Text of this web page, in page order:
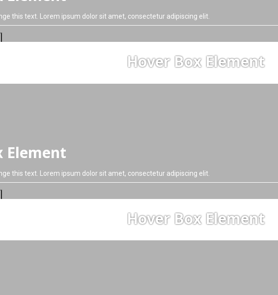
this text. Lorem ipsum dolor sit amet, consectetur adipiscing elit.
Hover Box Element
Element
this text. Lorem ipsum dolor sit amet, consectetur adipiscing elit.
Hover Box Element